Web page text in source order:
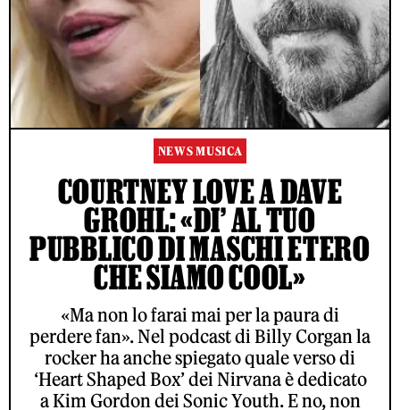
NEWS MUSICA
COURTNEY LOVE A DAVE
GROHL: «DI’ AL TUO
PUBBLICO DI MASCHI ETERO
CHE SIAMO COOL»
«Ma non lo farai mai per la paura di
perdere fan». Nel podcast di Billy Corgan la
rocker ha anche spiegato quale verso di
‘Heart Shaped Box’ dei Nirvana è dedicato
a Kim Gordon dei Sonic Youth. E no, non